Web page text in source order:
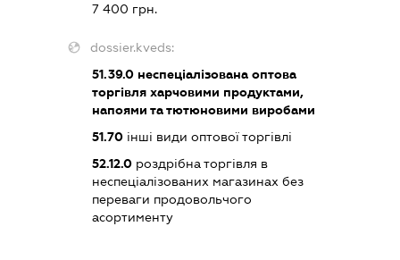
7 400 грн.
dossier.kveds:
51.39.0 неспеціалізована оптова
торгівля харчовими продуктами,
напоями та тютюновими виробами
51.70 інші види оптової торгівлі
52.12.0 роздрібна торгівля в
неспеціалізованих магазинах без
переваги продовольчого
асортименту